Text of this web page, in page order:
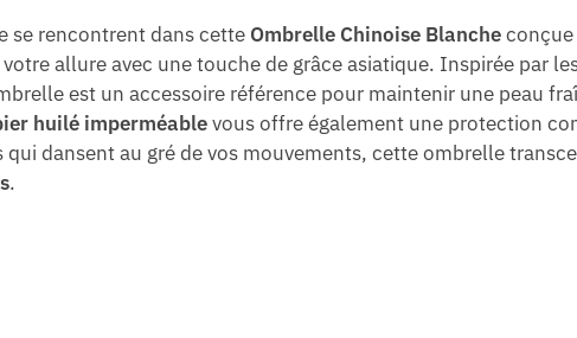
se rencontrent dans cette Ombrelle Chinoise Blanche
allure avec une touche de grâce asiatique. Inspirée par
est un accessoire référence pour maintenir une peau
huilé imperméablevous offre également une protection
dansent au gré de vos mouvements, cette ombrelle
.